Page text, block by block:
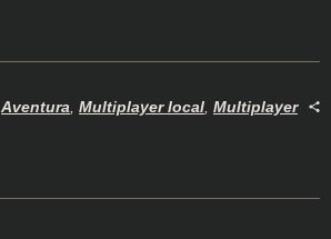
Aventura, Multiplayer local, Multiplayer